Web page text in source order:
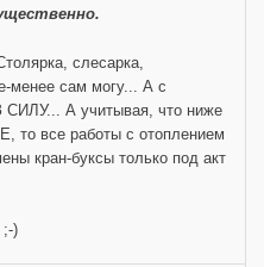
слесарка,
менее сам могу... А с
А учитывая, что ниже
все работы с отоплением
кран-буксы только под акт
;-)